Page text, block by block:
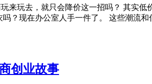
来玩去，就只会降价这一招吗？ 其实
？现在办公室人手一件了。 这些潮流
创业故事